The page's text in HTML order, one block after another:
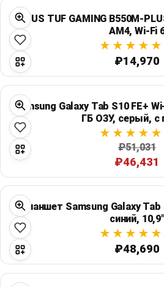
ASUS TUF GAMING B550M-
AM4, Wi‑Fi
₽14,970
Samsung Galaxy Tab S10 FE+
ГБ ОЗУ, серый, с
₽51,031
₽46,431
Планшет Samsung Galaxy Tab
синий, 10,9"
₽48,690